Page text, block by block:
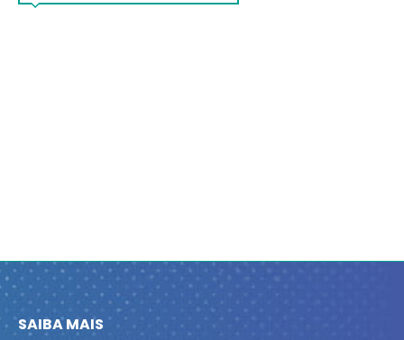
SAIBA MAIS